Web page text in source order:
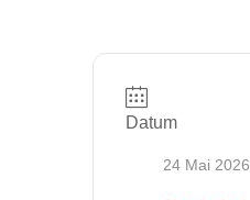
Datum
24 Mai 2026